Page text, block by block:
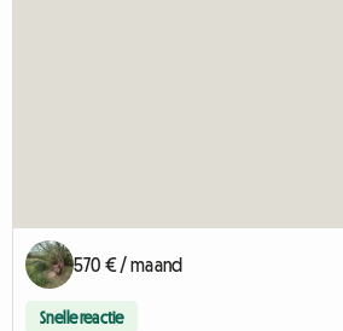
570 € / maand
Snelle reactie